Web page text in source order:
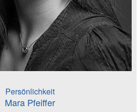
Persönlichkeit
Mara Pfeiffer